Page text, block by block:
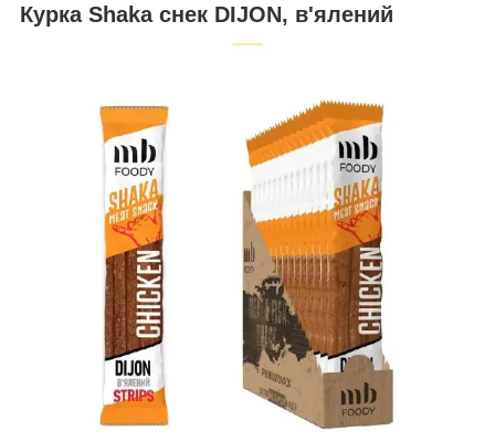
Курка Shaka снек DIJON, в'ялений